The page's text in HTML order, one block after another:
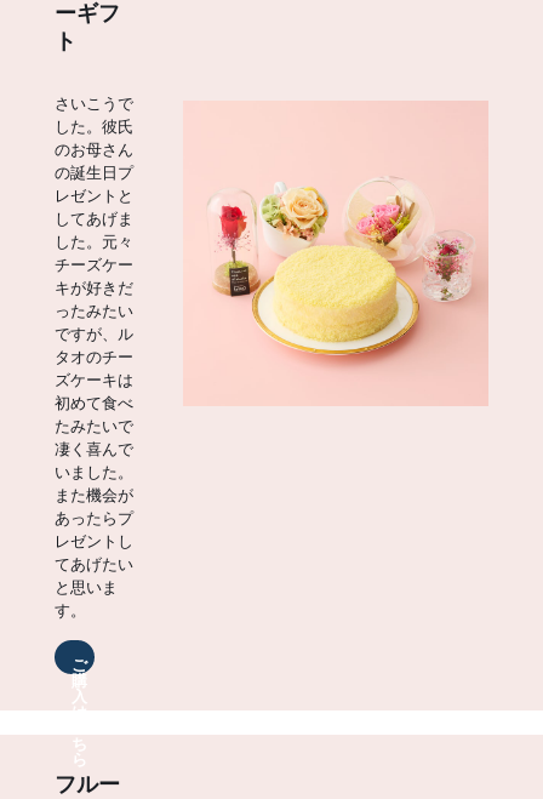
ーギフ
ト
さいこうで
した。彼氏
のお母さん
の誕生日プ
レゼントと
してあげま
した。元々
チーズケー
キが好きだ
ったみたい
ですが、ル
タオのチー
ズケーキは
初めて食べ
たみたいで
凄く喜んで
いました。
また機会が
あったらプ
レゼントし
てあげたい
と思いま
す。
ご
購
入
は
ち
ら
フルー